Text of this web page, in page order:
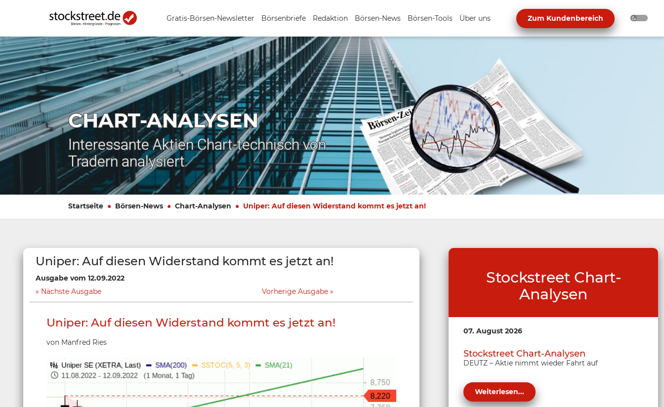
Gratis-Börsen-Newsletter Börsenbriefe Redaktion Börsen-News Börsen-Tools Über uns Zum Kundenbereich
CHART-ANALYSEN
Interessante Aktien Chart-technisch von
Tradern analysiert
Startseite Börsen-News Chart-Analysen Uniper: Auf diesen Widerstand kommt es jetzt an!
Uniper: Auf diesen Widerstand kommt es jetzt an!
Ausgabe vom 12.09.2022
Nächste Ausgabe
Vorherige Ausgabe
Uniper: Auf diesen Widerstand kommt es jetzt an!
von Manfred Ries
Stockstreet Chart-
Analysen
07. August 2026
Stockstreet Chart-Analysen
DEUTZ – Aktie nimmt wieder Fahrt auf
Weiterlesen...